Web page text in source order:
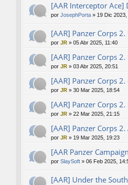
[AAR Interceptor Ace]
por JosephPorta » 19 Dic
[AAR] Panzer Corps
por JR » 05 Abr 2025, 11:40
[AAR] Panzer Corps
por JR » 03 Abr 2025, 20:51
[AAR] Panzer Corps
por JR » 30 Mar 2025, 18:54
[AAR] Panzer Corps
por JR » 22 Mar 2025, 21:15
[AAR] Panzer Corps
por JR » 19 Mar 2025, 19:23
[AAR Panzer
por SlaySoft » 06 Feb 2025,
[AAR] Under the